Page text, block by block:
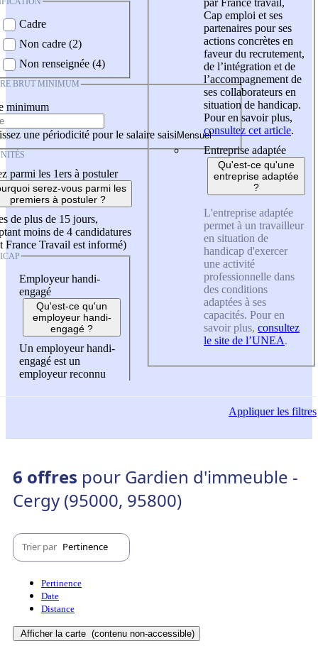
Cadre
Non cadre (2)
Non renseignée (4)
BRUT MINIMUM
minimum
une périodicité pour le salaire saisi
parmi les 1ers à postuler
serez-vous parmi les
premiers à postuler ?
de plus de 15 jours,
moins de 4 candidatures
France Travail est informé)
Employeur handi-
engagé
Qu'est-ce qu'un
employeur handi-
engagé ?
Un employeur handi-
engagé est un
employeur reconnu
Cap emploi et ses
partenaires pour ses
actions concrètes en
faveur du recrutement,
de l’intégration et de
l’accompagnement de
ses collaborateurs en
situation de handicap.
Pour en savoir plus,
consultez cet article.
Entreprise adaptée
Qu'est-ce qu'une
entreprise adaptée
?
L'entreprise adaptée
permet à un travailleur
en situation de
handicap d'exercer
une activité
professionnelle dans
des conditions
adaptées à ses
capacités. Pour en
savoir plus, consultez
le site de l’UNEA.
Appliquerles filtres
6 offres pour Gardien d'immeuble -
Cergy (95000, 95800)
Trier par Pertinence
Pertinence
Date
Distance
Afficher la carte (contenu non-accessible)